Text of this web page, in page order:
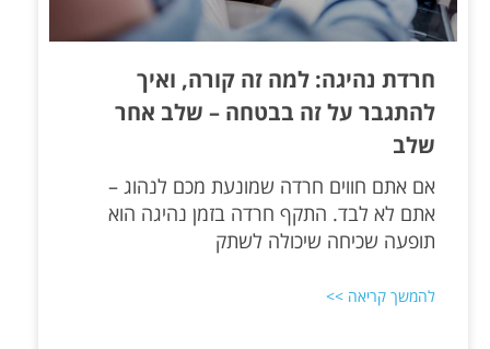
חרדת נהיגה: למה זה קורה, ואיך
להתגבר על זה בבטחה – שלב אחר
שלב
אם אתם חווים חרדה שמונעת מכם לנהוג –
אתם לא לבד. התקף חרדה בזמן נהיגה הוא
תופעה שכיחה שיכולה לשתק
להמשך קריאה >>